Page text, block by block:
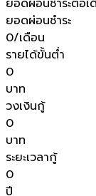
ยอดผ่อนชำระต่อเ
ยอดผ่อนชำระ
0/เดือน
รายได้ขั้นต่ำ
0
บาท
วงเงินกู้
0
บาท
ระยะเวลากู้
0
ปี